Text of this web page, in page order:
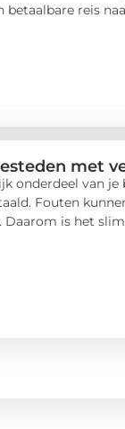
betaalbare reis
met
onderdeel van
Fouten
Daarom is het